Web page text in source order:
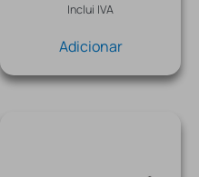
Inclui IVA
Adicionar